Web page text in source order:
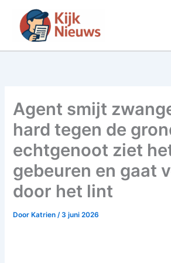
inhoud
Agent smijt
hard tegen de
echtgenoot ziet
gebeuren en gaat
door het lint
Door Katrien/3 juni 2026